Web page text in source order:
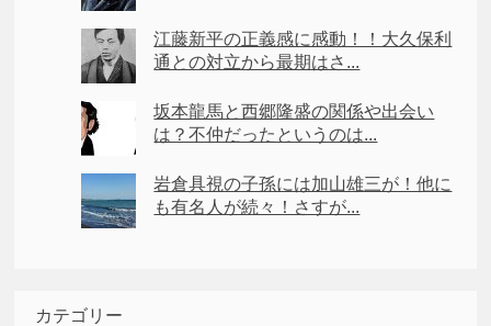
江藤新平の正義感に感動！！大久保利
通との対立から最期はさ...
坂本龍馬と西郷隆盛の関係や出会い
は？不仲だったというのは...
岩倉具視の子孫には加山雄三が！他に
も有名人が続々！さすが...
カテゴリー